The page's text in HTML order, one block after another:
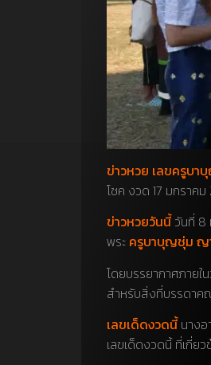
ข่าวหวย เลขครูบา
โชค งวด 17 มกราคม
ข่าวหวยวันนี้วันที่ 8
พระ ครูบาบุญชุ่ม ญ
โดยบรรยากาศภาย
สำหรับสิ่งที่บรรดาค
เลขเด็ดงวดนี้นางอ
เลขเด็ดงวดนี้ ที่เกี่ย